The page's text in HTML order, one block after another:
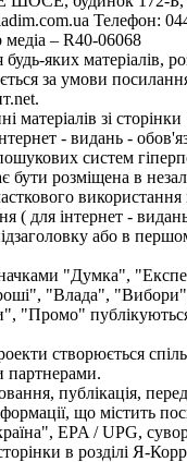
Телефон:
медіа – R40-06068
яких матеріалів,
за умови
матеріалів зі
- видань -
систем
бути розміщена в
використання
( для інтернет -
або в
"Думка",
"Влада",
"Промо"
створюється
партнерами.
публікація,
що містить
EPA / UPG,
в розділі Я-